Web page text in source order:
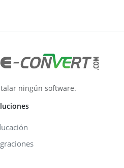
ningún software.